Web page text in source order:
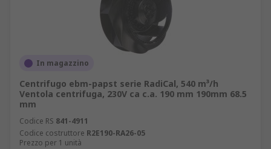
In magazzino
Centrifugo ebm-papst serie RadiCal, 540 m³/h
Ventola centrifuga, 230V ca c.a. 190 mm 190mm 68.5
mm
Codice RS 841-4911
Codice costruttore R2E190-RA26-05
Prezzo per 1 unità